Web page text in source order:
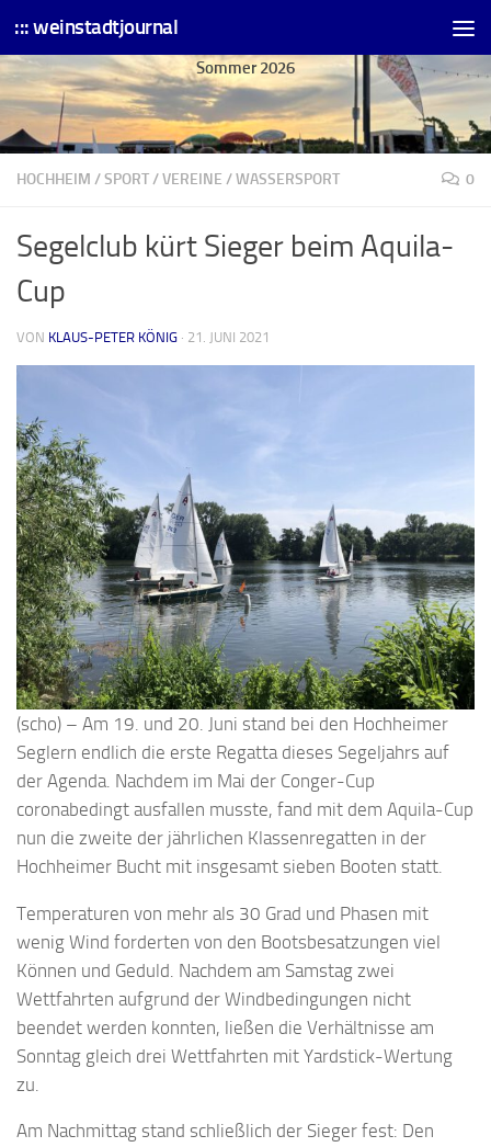
Skip to content
::: weinstadtjournal
Sommer 2026
HOCHHEIM /SPORT/VEREINE /WASSERSPORT 0
Segelclub kürt Sieger beim Aquila-
Cup
VON KLAUS-PETER KÖNIG · 21. JUNI 2021
(scho) – Am 19. und 20. Juni stand bei den Hochheimer
Seglern endlich die erste Regatta dieses Segeljahrs auf
der Agenda. Nachdem im Mai der Conger-Cup
coronabedingt ausfallen musste, fand mit dem Aquila-Cup
nun die zweite der jährlichen Klassenregatten in der
Hochheimer Bucht mit insgesamt sieben Booten statt.
Temperaturen von mehr als 30 Grad und Phasen mit
wenig Wind forderten von den Bootsbesatzungen viel
Können und Geduld. Nachdem am Samstag zwei
Wettfahrten aufgrund der Windbedingungen nicht
beendet werden konnten, ließen die Verhältnisse am
Sonntag gleich drei Wettfahrten mit Yardstick-Wertung
zu.
Am Nachmittag stand schließlich der Sieger fest: Den